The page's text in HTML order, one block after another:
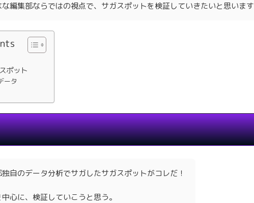
な編集部ならではの視点で、サガスポットを検証していきたいと思います
ポット
ータ
自のデータ分析でサガしたサガスポットがコレだ！
心に、検証していこうと思う。